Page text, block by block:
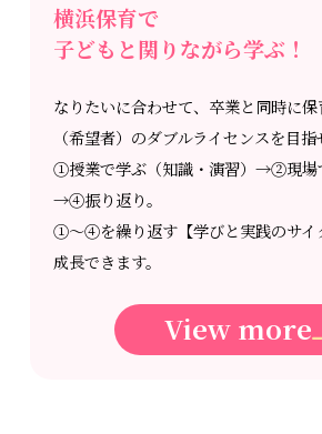
横浜保育で
子どもと関りながら学ぶ！
なりたいに合わせて、卒業と同時に
（希望者）のダブルライセンスを目指
①授業で学ぶ（知識・演習）→②現
→④振り返り。
①～④を繰り返す【学びと実践のサイ
成長できます。
View more